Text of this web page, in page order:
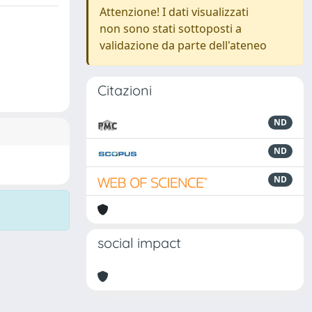
Attenzione! I dati visualizzati
non sono stati sottoposti a
validazione da parte dell'ateneo
Citazioni
ND
ND
ND
social impact